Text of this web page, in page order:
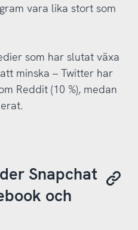
vara lika stort som
som har slutat växa
minska – Twitter har
Reddit (10 %), medan
Snapchat
och